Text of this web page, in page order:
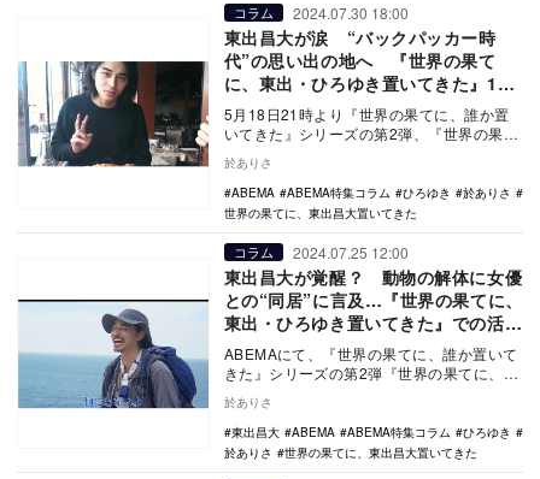
コラム 2024.07.30 18:00
東出昌大が涙 “バックパッカー時
代”の思い出の地へ 『世界の果て
に、東出・ひろゆき置いてきた』13
話
5月18日21時より『世界の果てに、誰か置
いてきた』シリーズの第2弾、『世界の果て
トした。…
於ありさ
ABEMA
ABEMA特集コラム ひろゆき
於ありさ
世界の果てに、東出昌大置いてきた
コラム 2024.07.25 12:00
東出昌大が覚醒？ 動物の解体に女優
との“同居”に言及…『世界の果てに、
東出・ひろゆき置いてきた』での活躍
を振り返る
ABEMAにて、『世界の果てに、誰か置いて
きた』シリーズの第2弾『世界の果てに、東
今回は出…
於ありさ
東出昌大
ABEMA ABEMA特集コラム
ひろゆき
於ありさ
世界の果てに、東出昌大置いてきた